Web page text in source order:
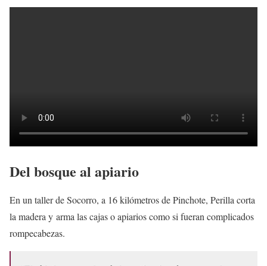
Del bosque al apiario
En un taller de Socorro, a 16 kilómetros de Pinchote, Perilla corta
la madera y arma las cajas o apiarios como si fueran complicados
rompecabezas.